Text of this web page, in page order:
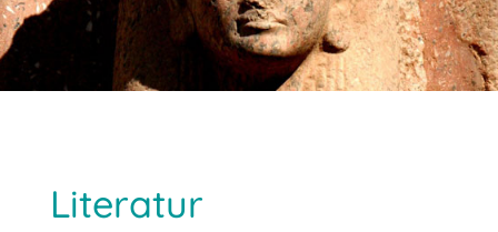
Literatur